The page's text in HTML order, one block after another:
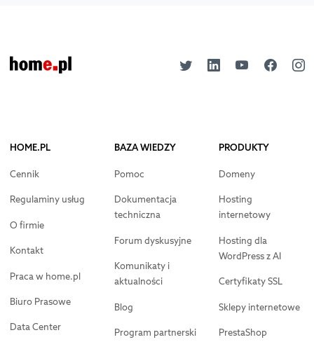
HOME.PL
Cennik
Regulaminy usług
O firmie
Kontakt
Praca w home.pl
Biuro Prasowe
Data Center
BAZA WIEDZY
Pomoc
Dokumentacja
techniczna
Forum dyskusyjne
Komunikaty i
aktualności
Blog
Program partnerski
PRODUKTY
Domeny
Hosting
internetowy
Hosting dla
WordPress z AI
Certyfikaty SSL
Sklepy internetowe
PrestaShop